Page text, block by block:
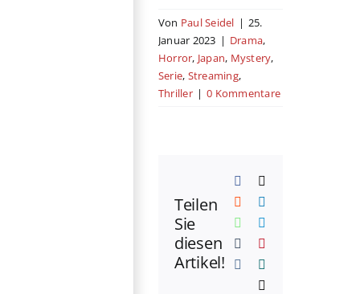
Von Paul Seidel | 25.
Januar 2023 | Drama,
Horror, Japan, Mystery,
Serie, Streaming,
Thriller | 0 Kommentare
Teilen
Sie
diesen
Artikel!
Facebook
Reddit
WhatsApp
Tumblr